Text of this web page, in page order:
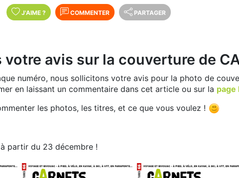
J'AIME ? COMMENTER PARTAGER
avis sur la couverture de
numéro, nous sollicitons votre avis pour la photo de
en laissant un commentaire dans cet article ou sur la page
les photos, les titres, et ce que vous voulez !
partir du 23 décembre !